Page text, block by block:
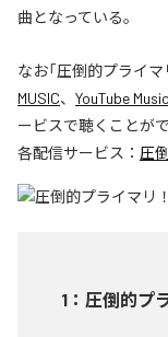
曲となっている。
なお「圧倒的プライマ
MUSIC、 YouTube Music
ービスで聴くことがで
各配信サービス： 圧
1 ： 圧倒的プ